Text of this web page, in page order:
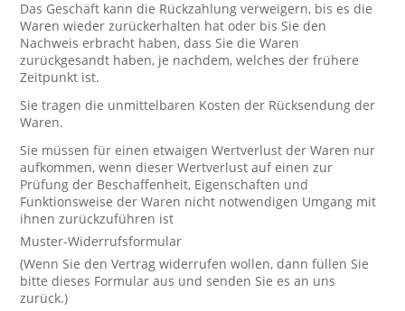
Das Geschäft kann die Rückzahlung verweigern, bis es die
Waren wieder zurückerhalten hat oder bis Sie den
Nachweis erbracht haben, dass Sie die Waren
zurückgesandt haben, je nachdem, welches der frühere
Zeitpunkt ist.
Sie tragen die unmittelbaren Kosten der Rücksendung der
Waren.
Sie müssen für einen etwaigen Wertverlust der Waren nur
aufkommen, wenn dieser Wertverlust auf einen zur
Prüfung der Beschaffenheit, Eigenschaften und
Funktionsweise der Waren nicht notwendigen Umgang mit
ihnen zurückzuführen ist
Muster-Widerrufsformular
(Wenn Sie den Vertrag widerrufen wollen, dann füllen Sie
bitte dieses Formular aus und senden Sie es an uns
zurück.)